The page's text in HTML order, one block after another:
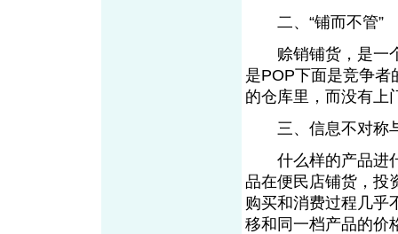
二、“铺而不管”
赊销铺货，是一个
是POP下面是竞争者
的仓库里，而没有
三、信息不对称
什么样的产品进什
品在便民店铺货，投
购买和消费过程几乎
移和同一档产品的价